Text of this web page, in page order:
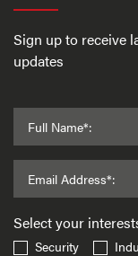
Sign up to receive
updates
Full Name*:
Email Address*:
Select your
Security